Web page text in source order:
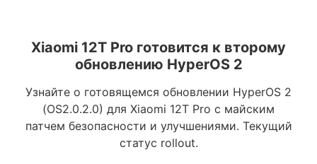
Xiaomi 12T Pro готовится к второму
обновлению HyperOS 2
Узнайте о готовящемся обновлении HyperOS 2
(OS2.0.2.0) для Xiaomi 12T Pro с майским
патчем безопасности и улучшениями. Текущий
статус rollout.